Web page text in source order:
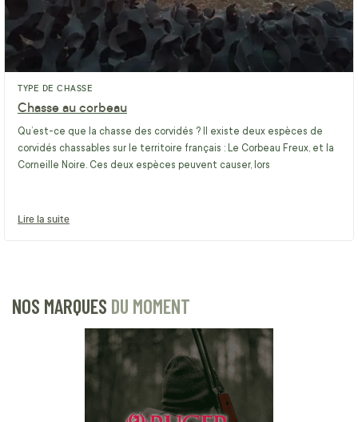
TYPE DE CHASSE
Chasse au corbeau
Qu’est-ce que la chasse des corvidés ? Il existe deux espèces de
corvidés chassables sur le territoire français : Le Corbeau Freux, et la
Corneille Noire. Ces deux espèces peuvent causer, lors
Lire la suite
NOS MARQUES DU MOMENT